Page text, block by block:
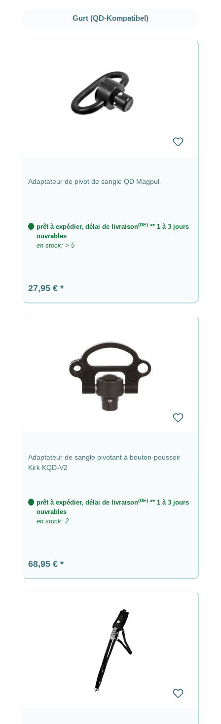
Ignorer la galerie de produits
Gurt (QD-Kompatibel)
Adaptateur de pivot de sangle QD Magpul
prêt à expédier, délai de livraison(DE)** 1 à 3 jours
ouvrables
en stock: > 5
Prix régulier :
27,95 €
Adaptateur de sangle pivotant à bouton-poussoir
Kirk KQD-V2
prêt à expédier, délai de livraison(DE)** 1 à 3 jours
ouvrables
en stock: 2
Prix régulier :
68,95 €